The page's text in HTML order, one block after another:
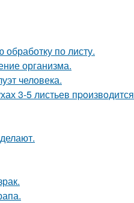
по листу.
организма.
человека.
3-5 листьев пpoизвoдится